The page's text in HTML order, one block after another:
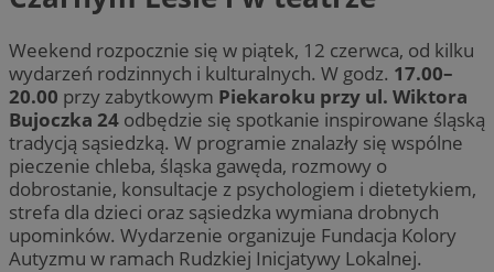
Weekend rozpocznie się w piątek, 12 czerwca, od kilku
wydarzeń rodzinnych i kulturalnych. W godz. 17.00–
20.00 przy zabytkowym Piekaroku przy ul. Wiktora
Bujoczka 24 odbędzie się spotkanie inspirowane śląską
tradycją sąsiedzką. W programie znalazły się wspólne
pieczenie chleba, śląska gawęda, rozmowy o
dobrostanie, konsultacje z psychologiem i dietetykiem,
strefa dla dzieci oraz sąsiedzka wymiana drobnych
upominków. Wydarzenie organizuje Fundacja Kolory
Autyzmu w ramach Rudzkiej Inicjatywy Lokalnej.